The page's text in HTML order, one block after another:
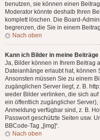
benutzen, sie können einen
Moderator könnte deshalb Ihren
komplett löschen. Die Board-
begrenzen, die Sie in einem
Nach oben
Kann ich Bilder in meine Beiträge
Ja, Bilder können in Ihrem Beitrag
Dateianhänge erlaubt hat, können
Ansonsten müssen Sie zu einem
zugänglichen Server liegt, z. B.
weder Bilder verlinken, die sich
ein öffentlich zugänglicher
Anmeldung verfügbar sind, z. B.
Passwort geschützte Seiten usw.
BBCode-Tag „[img]“.
Nach oben